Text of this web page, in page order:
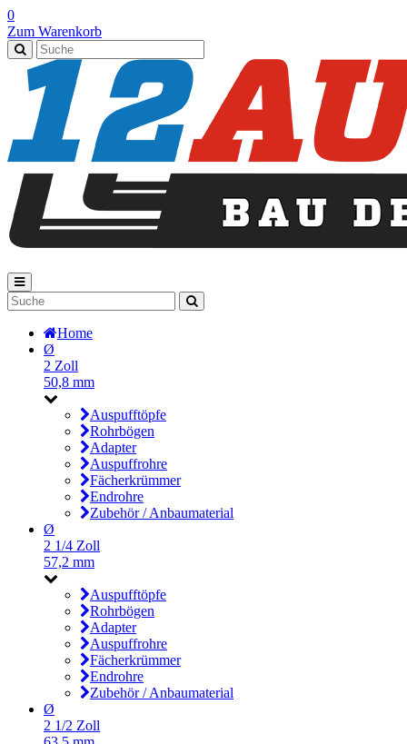
0
Zum Warenkorb
Home
Ø
2 Zoll
50,8 mm
Auspufftöpfe
Rohrbögen
Adapter
Auspuffrohre
Fächerkrümmer
Endrohre
Zubehör / Anbaumaterial
Ø
2 1/4 Zoll
57,2 mm
Auspufftöpfe
Rohrbögen
Adapter
Auspuffrohre
Fächerkrümmer
Endrohre
Zubehör / Anbaumaterial
Ø
2 1/2 Zoll